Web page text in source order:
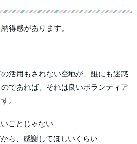
得感があります。
活用もされない空地が、誰にも迷惑
であれば、それは良いボランティア
。
ことじゃない
ら、感謝してほしいくらい